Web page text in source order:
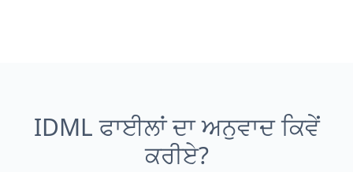
IDML ਫਾਈਲਾਂ ਦਾ ਅਨੁਵਾਦ ਕਿਵੇਂ
ਕਰੀਏ?